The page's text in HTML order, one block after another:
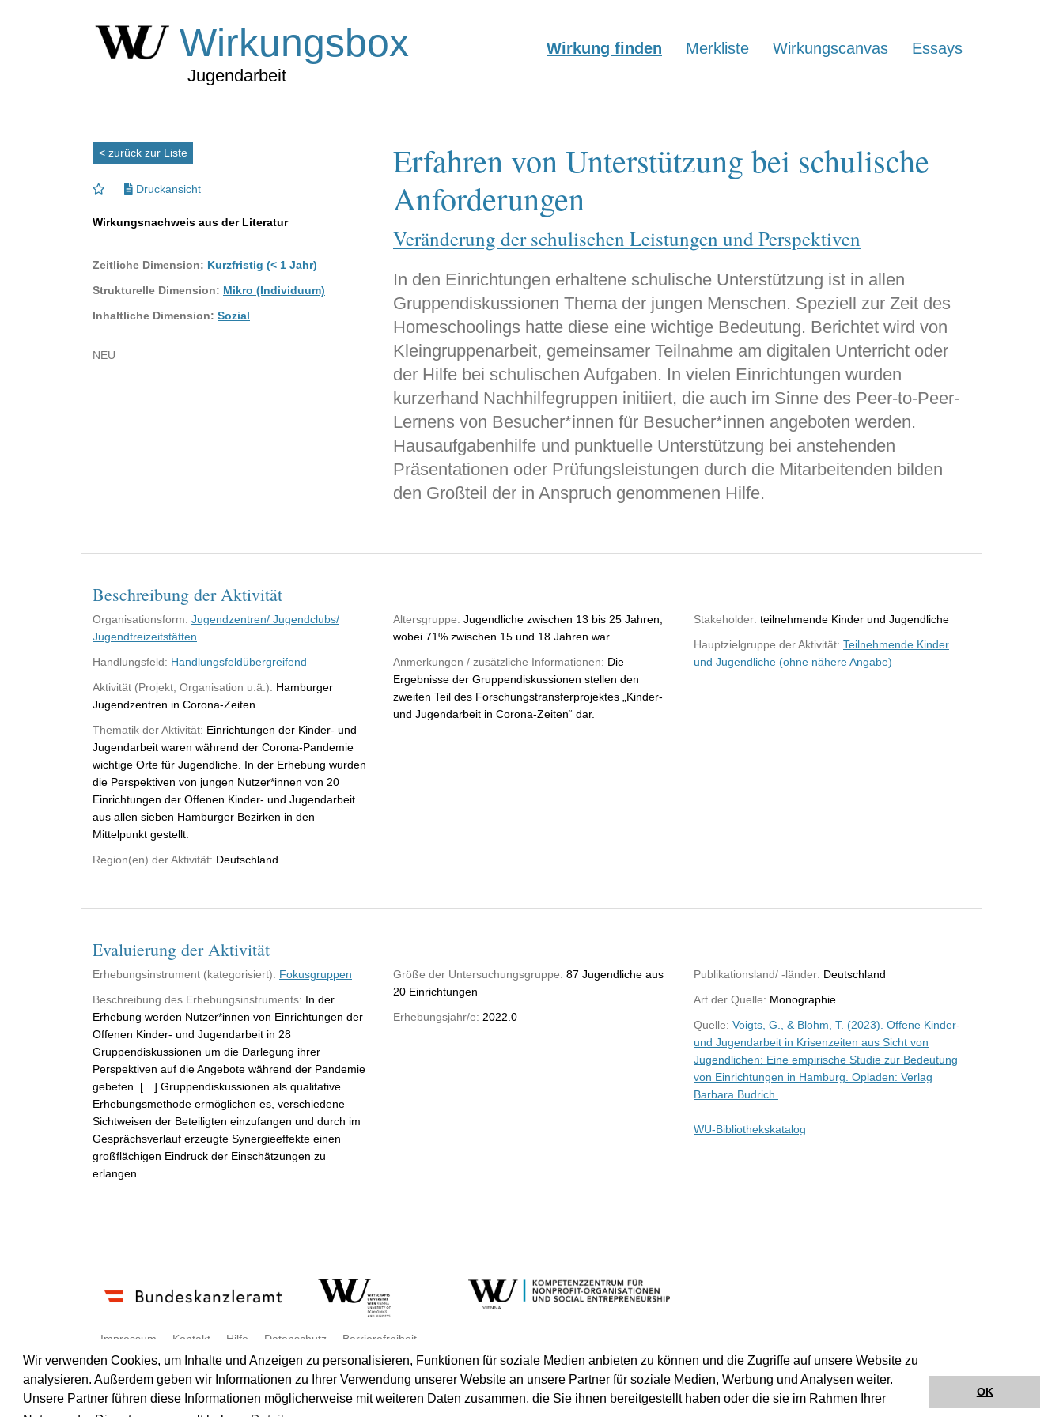
Wir verwenden Cookies, um Inhalte und Anzeigen zu personalisieren, Funktionen für soziale Medien anbieten zu können und die Zugriffe auf unsere Website zu
analysieren. Außerdem geben wir Informationen zu Ihrer Verwendung unserer Website an unsere Partner für soziale Medien, Werbung und Analysen weiter.
Unsere Partner führen diese Informationen möglicherweise mit weiteren Daten zusammen, die Sie ihnen bereitgestellt haben oder die sie im Rahmen Ihrer
OK
Wirkungsbox
Jugendarbeit
Wirkung finden Merkliste Wirkungscanvas Essays
< zurück zur Liste
Druckansicht
Wirkungsnachweis aus der Literatur
Zeitliche Dimension: Kurzfristig (< 1 Jahr)
Strukturelle Dimension: Mikro (Individuum)
Inhaltliche Dimension: Sozial
NEU
Erfahren von Unterstützung bei schulische
Anforderungen
Veränderung der schulischen Leistungen und Perspektiven
In den Einrichtungen erhaltene schulische Unterstützung ist in allen
Gruppendiskussionen Thema der jungen Menschen. Speziell zur Zeit des
Homeschoolings hatte diese eine wichtige Bedeutung. Berichtet wird von
Kleingruppenarbeit, gemeinsamer Teilnahme am digitalen Unterricht oder
der Hilfe bei schulischen Aufgaben. In vielen Einrichtungen wurden
kurzerhand Nachhilfegruppen initiiert, die auch im Sinne des Peer-to-Peer-
Lernens von Besucher*innen für Besucher*innen angeboten werden.
Hausaufgabenhilfe und punktuelle Unterstützung bei anstehenden
Präsentationen oder Prüfungsleistungen durch die Mitarbeitenden bilden
den Großteil der in Anspruch genommenen Hilfe.
Beschreibung der Aktivität
Organisationsform: Jugendzentren/ Jugendclubs/
Jugendfreizeitstätten
Handlungsfeld: Handlungsfeldübergreifend
Aktivität (Projekt, Organisation u.ä.): Hamburger
Jugendzentren in Corona-Zeiten
Thematik der Aktivität: Einrichtungen der Kinder- und
Jugendarbeit waren während der Corona-Pandemie
wichtige Orte für Jugendliche. In der Erhebung wurden
die Perspektiven von jungen Nutzer*innen von 20
Einrichtungen der Offenen Kinder- und Jugendarbeit
aus allen sieben Hamburger Bezirken in den
Mittelpunkt gestellt.
Region(en) der Aktivität: Deutschland
Altersgruppe: Jugendliche zwischen 13 bis 25 Jahren,
wobei 71% zwischen 15 und 18 Jahren war
Anmerkungen / zusätzliche Informationen: Die
Ergebnisse der Gruppendiskussionen stellen den
zweiten Teil des Forschungstransferprojektes „Kinder-
und Jugendarbeit in Corona-Zeiten“ dar.
Stakeholder: teilnehmende Kinder und Jugendliche
Hauptzielgruppe der Aktivität: Teilnehmende Kinder
und Jugendliche (ohne nähere Angabe)
Evaluierung der Aktivität
Erhebungsinstrument (kategorisiert): Fokusgruppen
Beschreibung des Erhebungsinstruments: In der
Erhebung werden Nutzer*innen von Einrichtungen der
Offenen Kinder- und Jugendarbeit in 28
Gruppendiskussionen um die Darlegung ihrer
Perspektiven auf die Angebote während der Pandemie
gebeten. […] Gruppendiskussionen als qualitative
Erhebungsmethode ermöglichen es, verschiedene
Sichtweisen der Beteiligten einzufangen und durch im
Gesprächsverlauf erzeugte Synergieeffekte einen
großflächigen Eindruck der Einschätzungen zu
erlangen.
Größe der Untersuchungsgruppe: 87 Jugendliche aus
20 Einrichtungen
Erhebungsjahr/e: 2022.0
Publikationsland/ -länder: Deutschland
Art der Quelle: Monographie
Quelle: Voigts, G., & Blohm, T. (2023). Offene Kinder-
und Jugendarbeit in Krisenzeiten aus Sicht von
Jugendlichen: Eine empirische Studie zur Bedeutung
von Einrichtungen in Hamburg. Opladen: Verlag
Barbara Budrich.
WU-Bibliothekskatalog
Impressum Kontakt Hilfe Datenschutz Barrierefreiheit
© Wirkungsbox 2024